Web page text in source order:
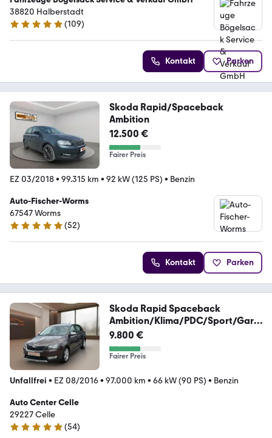
38820 Halberstadt
5 Sterne
(109)
Kontakt Parken
Skoda Rapid/Spaceback
Ambition
12.500 €
Fairer Preis
EZ 03/2018• 99.315 km • 92 kW (125 PS) • Benzin
Auto-Fischer-Worms
67547 Worms
4.9 Sterne
(52)
Kontakt Parken
Skoda Rapid Spaceback
Ambition/Klima/PDC/Sport/Gara
nti
9.800 €
Fairer Preis
Unfallfrei • EZ 08/2016• 97.000 km • 66 kW (90 PS) • Benzin
Auto Center Celle
29227 Celle
4.8 Sterne
(54)